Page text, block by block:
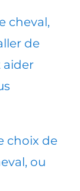
cheval,
de
aider
choix de
ou